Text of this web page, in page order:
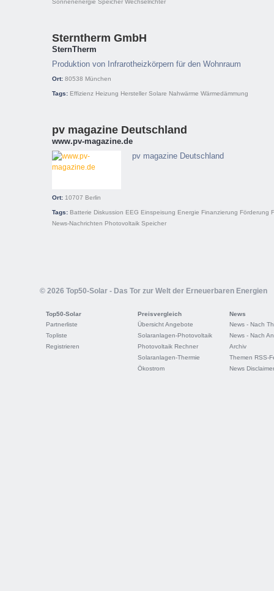
Sonnenenergie Speicher Wechselrichter
Sterntherm GmbH
SternTherm
Produktion von Infrarotheizkörpern für den Wohnraum
Ort: 80538 München
Tags: Effizienz Heizung Hersteller Solare Nahwärme Wärmedämmung
pv magazine Deutschland
www.pv-magazine.de
pv magazine Deutschland
Ort: 10707 Berlin
Tags: Batterie Diskussion EEG Einspeisung Energie Finanzierung Förderung
News-Nachrichten Photovoltaik Speicher
© 2026 Top50-Solar - Das Tor zur Welt der Erneuerbaren Energien
Top50-Solar
Partnerliste
Topliste
Registrieren
Preisvergleich
Übersicht Angebote
Solaranlagen-Photovoltaik
Photovoltaik Rechner
Solaranlagen-Thermie
Ökostrom
News
News - Nach
News - Nach
Archiv
Themen RSS-
News Disclaimer